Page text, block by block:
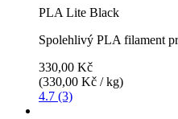
PLA Lite Black
Spolehlivý PLA filament
330,00 Kč
(330,00 Kč / kg)
4.7 (3)